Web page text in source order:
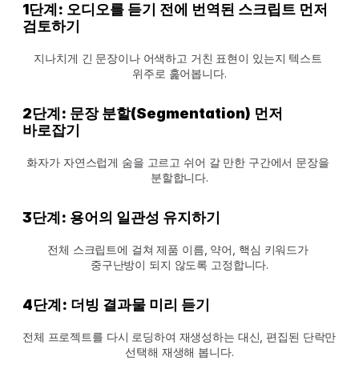
1단계: 오디오를 듣기 전에 번역된 스크립트 먼저
검토하기
지나치게 긴 문장이나 어색하고 거친 표현이 있는지 텍스트
위주로 훑어봅니다.
2단계: 문장 분할(Segmentation) 먼저
바로잡기
화자가 자연스럽게 숨을 고르고 쉬어 갈 만한 구간에서 문장을
분할합니다.
3단계: 용어의 일관성 유지하기
전체 스크립트에 걸쳐 제품 이름, 약어, 핵심 키워드가
중구난방이 되지 않도록 고정합니다.
4단계: 더빙 결과물 미리 듣기
전체 프로젝트를 다시 로딩하여 재생성하는 대신, 편집된 단락만
선택해 재생해 봅니다.